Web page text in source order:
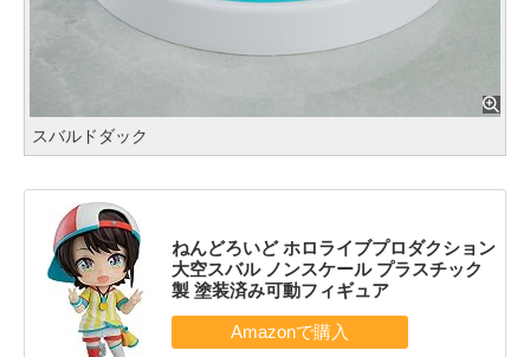
スバルドダック
ねんどろいど ホロライブプロダクション
大空スバル ノンスケール プラスチック
製 塗装済み可動フィギュア